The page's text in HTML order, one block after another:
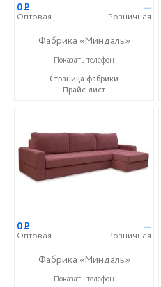
0Р
Оптовая
—
Розничная
Фабрика «Миндаль»
+7 (927) 630-62-82
Показать телефон
Страница фабрики
Прайс-лист
0Р
Оптовая
—
Розничная
Фабрика «Миндаль»
+7 (927) 630-62-82
Показать телефон